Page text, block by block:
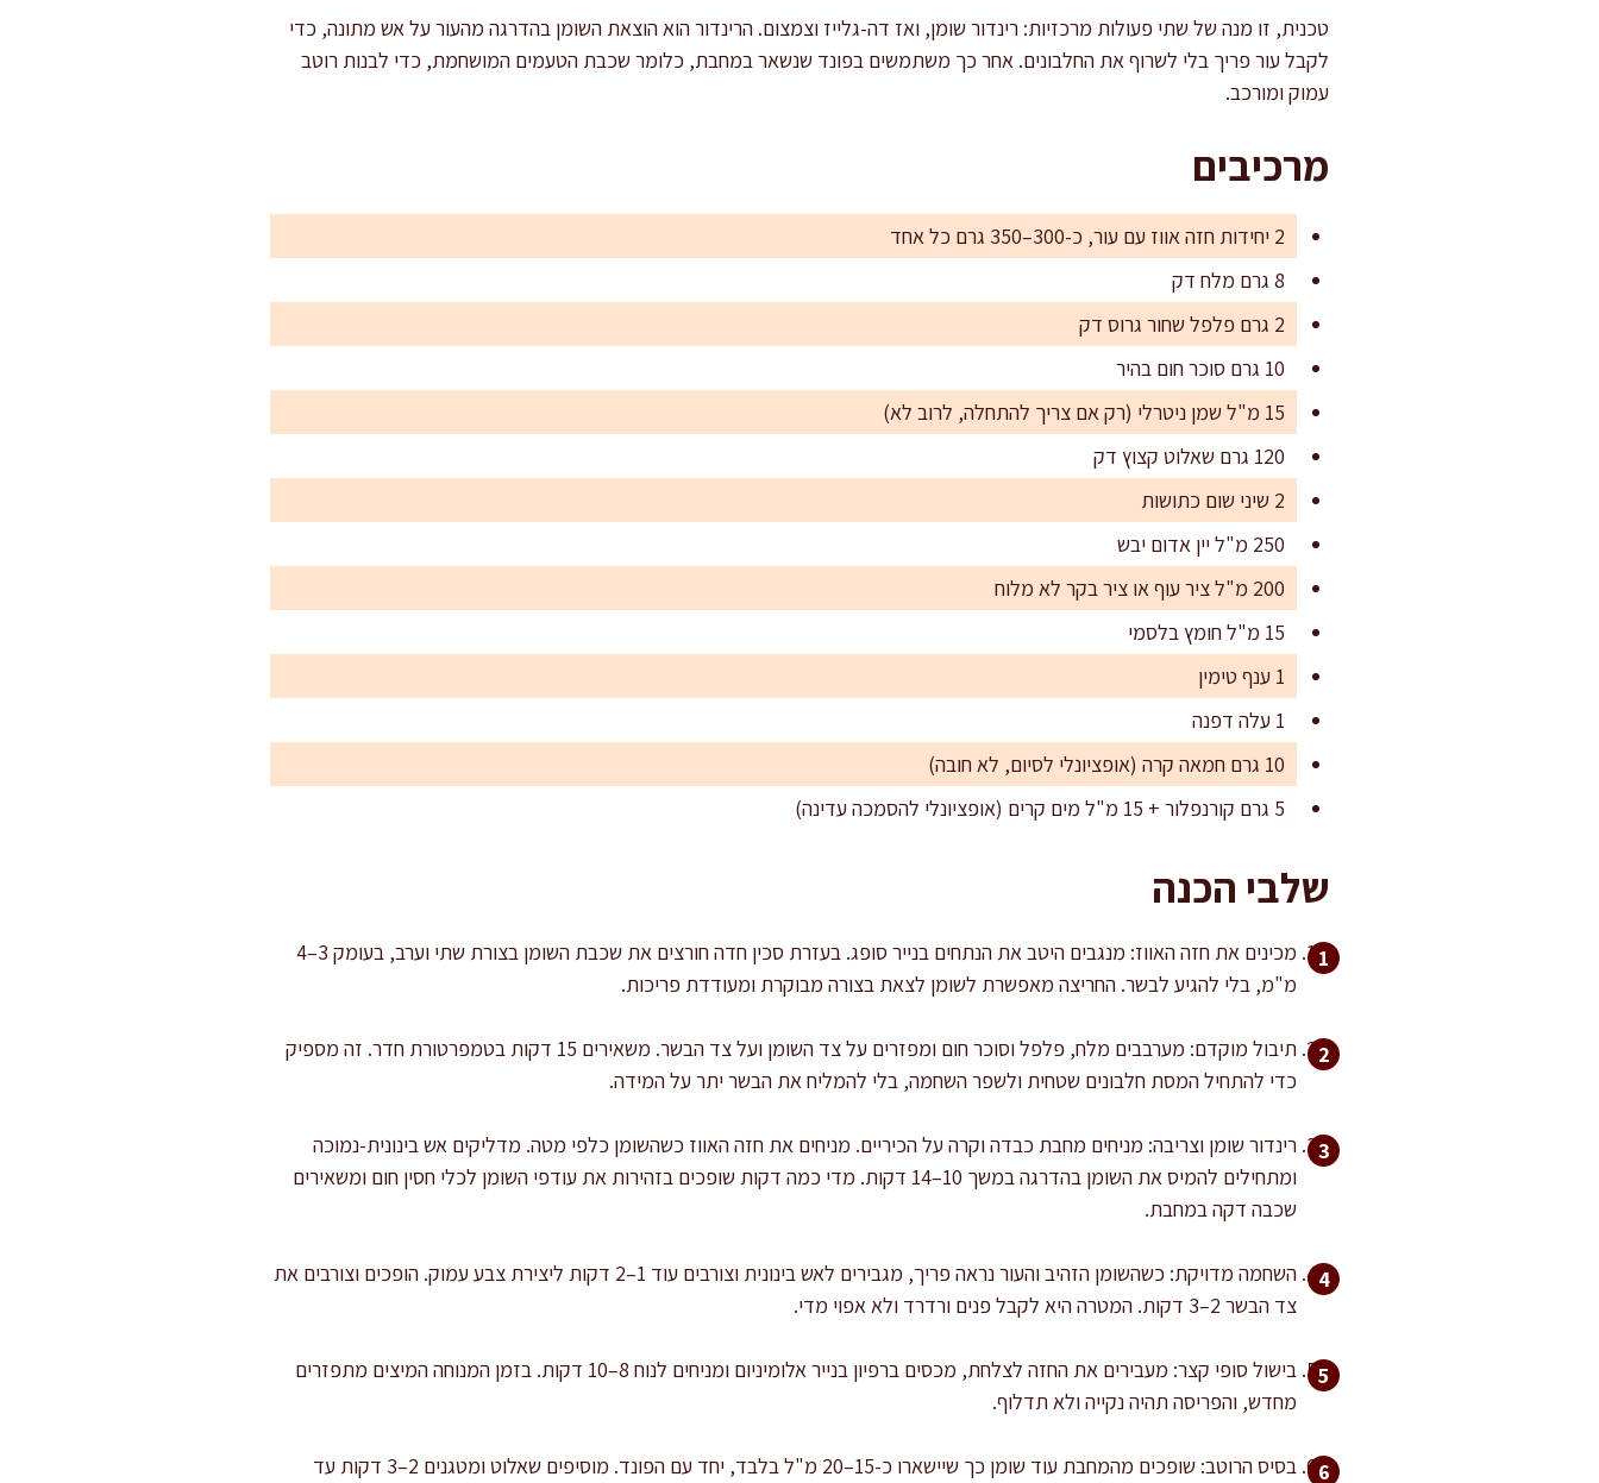
טכנית, זו מנה של שתי פעולות מרכזיות: רינדור שומן, ואז דה-גלייז וצמצום. הרינדור הוא הוצאת השומן בהדרגה מהעור על אש מתונה, כדי
לקבל עור פריך בלי לשרוף את החלבונים. אחר כך משתמשים בפונד שנשאר במחבת, כלומר שכבת הטעמים המושחמת, כדי לבנות רוטב
עמוק ומורכב.
מרכיבים
2 יחידות חזה אווז עם עור, כ-300–350 גרם כל אחד
8 גרם מלח דק
2 גרם פלפל שחור גרוס דק
10 גרם סוכר חום בהיר
15 מ"ל שמן ניטרלי (רק אם צריך להתחלה, לרוב לא)
120 גרם שאלוט קצוץ דק
2 שיני שום כתושות
250 מ"ל יין אדום יבש
200 מ"ל ציר עוף או ציר בקר לא מלוח
15 מ"ל חומץ בלסמי
1 ענף טימין
1 עלה דפנה
10 גרם חמאה קרה (אופציונלי לסיום, לא חובה)
5 גרם קורנפלור + 15 מ"ל מים קרים (אופציונלי להסמכה עדינה)
שלבי הכנה
מכינים את חזה האווז: מנגבים היטב את הנתחים בנייר סופג. בעזרת סכין חדה חורצים את שכבת השומן בצורת שתי וערב, בעומק 3–4
מ"מ, בלי להגיע לבשר. החריצה מאפשרת לשומן לצאת בצורה מבוקרת ומעודדת פריכות.
תיבול מוקדם: מערבבים מלח, פלפל וסוכר חום ומפזרים על צד השומן ועל צד הבשר. משאירים 15 דקות בטמפרטורת חדר. זה מספיק
כדי להתחיל המסת חלבונים שטחית ולשפר השחמה, בלי להמליח את הבשר יתר על המידה.
רינדור שומן וצריבה: מניחים מחבת כבדה וקרה על הכיריים. מניחים את חזה האווז כשהשומן כלפי מטה. מדליקים אש בינונית-נמוכה
ומתחילים להמיס את השומן בהדרגה במשך 10–14 דקות. מדי כמה דקות שופכים בזהירות את עודפי השומן לכלי חסין חום ומשאירים
שכבה דקה במחבת.
השחמה מדויקת: כשהשומן הזהיב והעור נראה פריך, מגבירים לאש בינונית וצורבים עוד 1–2 דקות ליצירת צבע עמוק. הופכים וצורבים את
צד הבשר 2–3 דקות. המטרה היא לקבל פנים ורדרד ולא אפוי מדי.
בישול סופי קצר: מעבירים את החזה לצלחת, מכסים ברפיון בנייר אלומיניום ומניחים לנוח 8–10 דקות. בזמן המנוחה המיצים מתפזרים
מחדש, והפריסה תהיה נקייה ולא תדלוף.
בסיס הרוטב: שופכים מהמחבת עוד שומן כך שיישארו כ-15–20 מ"ל בלבד, יחד עם הפונד. מוסיפים שאלוט ומטגנים 2–3 דקות עד